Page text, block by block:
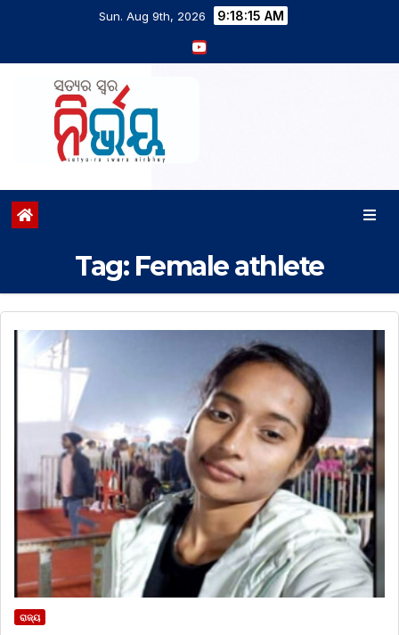
Sun. Aug 9th, 2026 9:18:15 AM
Tag: Female athlete
ରାଜ୍ୟ